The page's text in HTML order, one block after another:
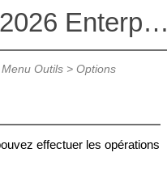
Altova XMLSpy 2026
Menu Outils> Options
effectuer les opérations